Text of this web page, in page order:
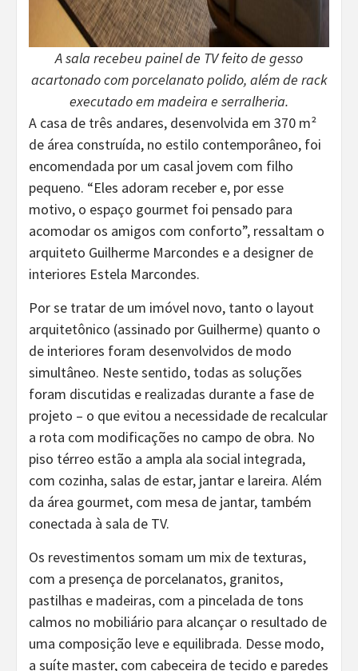
A sala recebeu painel de TV feito de gesso
acartonado com porcelanato polido, além de rack
executado em madeira e serralheria.
A casa de três andares, desenvolvida em 370 m²
de área construída, no estilo contemporâneo, foi
encomendada por um casal jovem com filho
pequeno. “Eles adoram receber e, por esse
motivo, o espaço gourmet foi pensado para
acomodar os amigos com conforto”, ressaltam o
arquiteto Guilherme Marcondes e a designer de
interiores Estela Marcondes.
Por se tratar de um imóvel novo, tanto o layout
arquitetônico (assinado por Guilherme) quanto o
de interiores foram desenvolvidos de modo
simultâneo. Neste sentido, todas as soluções
foram discutidas e realizadas durante a fase de
projeto – o que evitou a necessidade de recalcular
a rota com modificações no campo de obra. No
piso térreo estão a ampla ala social integrada,
com cozinha, salas de estar, jantar e lareira. Além
da área gourmet, com mesa de jantar, também
conectada à sala de TV.
Os revestimentos somam um mix de texturas,
com a presença de porcelanatos, granitos,
pastilhas e madeiras, com a pincelada de tons
calmos no mobiliário para alcançar o resultado de
uma composição leve e equilibrada. Desse modo,
a suíte master, com cabeceira de tecido e paredes